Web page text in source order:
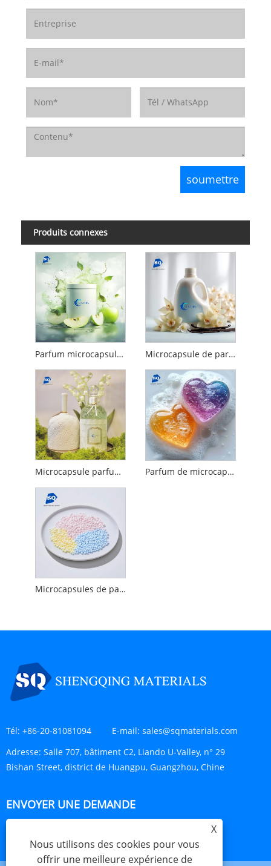
Produits connexes
Parfum microcapsulé longue durée Microcapsule de parfum de détergent à lessive
Microcapsule parfumée pour produits d'entretien ménager Parfum de microcapsule de durabilité pour les dosettes de lessive
Microcapsules de parfum encapsulées
Tél: +86-20-81081094 E-mail: sales@sqmaterials.com
Adresse: Salle 707, bâtiment C2, Liando U-Valley, n° 29
Bishan Street, district de Huangpu, Guangzhou, Chine
ENVOYER UNE DEMANDE
X
Nous utilisons des cookies pour vous
offrir une meilleure expérience de